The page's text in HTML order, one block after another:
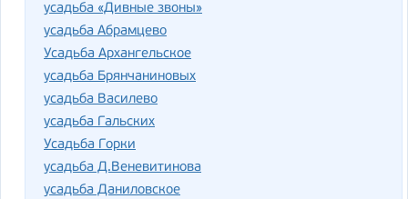
усадьба «Дивные звоны»
усадьба Абрамцево
Усадьба Архангельское
усадьба Брянчаниновых
усадьба Василево
усадьба Гальских
Усадьба Горки
усадьба Д.Веневитинова
усадьба Даниловское